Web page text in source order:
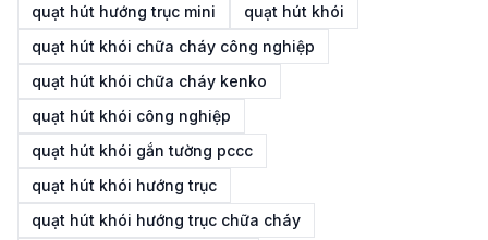
quạt hút hướng trục mini
quạt hút khói
quạt hút khói chữa cháy công nghiệp
quạt hút khói chữa cháy kenko
quạt hút khói công nghiệp
quạt hút khói gắn tường pccc
quạt hút khói hướng trục
quạt hút khói hướng trục chữa cháy